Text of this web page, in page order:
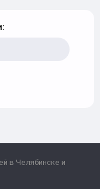
в Челябинске и